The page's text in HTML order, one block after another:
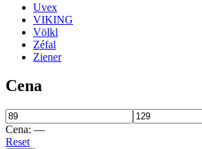
Uvex
VIKING
Völkl
Zéfal
Ziener
Cena
Cena: —
Reset